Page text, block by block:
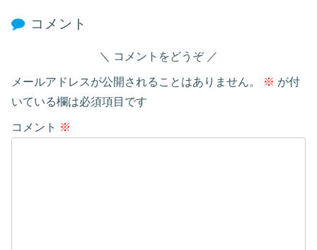
コメント
コメントをどうぞ
メールアドレスが公開されることはありません。 ※ が付
いている欄は必須項目です
コメント ※